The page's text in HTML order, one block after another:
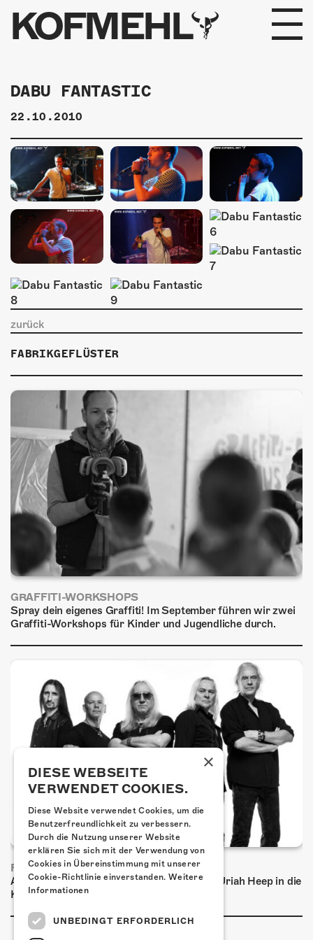
KOFMEHL
PROGRAMM
FABRIKGEFLÜSTER
GALERIE
FOTOGALERIE
PHOTOMAT
INFOS
KONTAKT
GÖNNEREI
SHOP
MITMACHEN
DABU FANTASTIC
22.10.2010
zurück
FABRIKGEFLÜSTER
GRAFFITI-WORKSHOPS
Spray dein eigenes Graffiti! Im September führen wir zwei
Graffiti-Workshops für Kinder und Jugendliche durch.
FRISCH BESTÄTIGT: URIAH HEEP
Am Sonntag, 15. November 2026 kommen Uriah Heep in die
Kulturfabrik Kofmehl!
×
DIESE WEBSEITE
VERWENDET COOKIES.
Diese Website verwendet Cookies, um die
Benutzerfreundlichkeit zu verbessern.
Durch die Nutzung unserer Website
erklären Sie sich mit der Verwendung von
Cookies in Übereinstimmung mit unserer
Cookie-Richtlinie einverstanden. Weitere
Informationen
UNBEDINGT ERFORDERLICH